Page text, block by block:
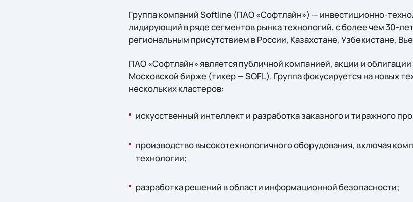
Группа компаний Softline (ПАО «Софтлайн») — инвестиционно-
лидирующий в ряде сегментов рынка технологий, c более чем 30-
региональным присутствием в России, Казахстане, Узбекистане,
ПАО «Софтлайн» является публичной компанией, акции и
Московской бирже (тикер — SOFL). Группа фокусируется на новых
нескольких кластеров:
искусственный интеллект и разработка заказного и тиражного
производство высокотехнологичного оборудования, включая
технологии;
разработка решений в области информационной безопасности;